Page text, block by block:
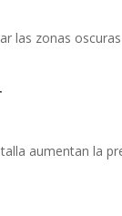
las zonas
aumentan la